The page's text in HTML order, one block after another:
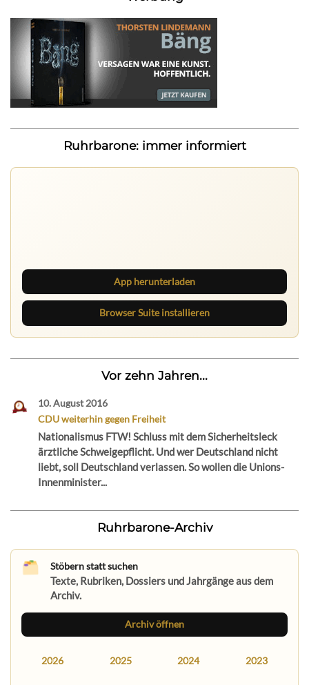
Ruhrbarone: immer informiert
App herunterladen
Browser Suite installieren
Vor zehn Jahren...
10. August 2016
CDU weiterhin gegen Freiheit
Nationalismus FTW! Schluss mit dem Sicherheitsleck
ärztliche Schweigepflicht. Und wer Deutschland nicht
liebt, soll Deutschland verlassen. So wollen die Unions-
Innenminister...
Ruhrbarone-Archiv
Stöbern statt suchen
Texte, Rubriken, Dossiers und Jahrgänge aus dem
Archiv.
Archiv öffnen
2026 2025 2024 2023